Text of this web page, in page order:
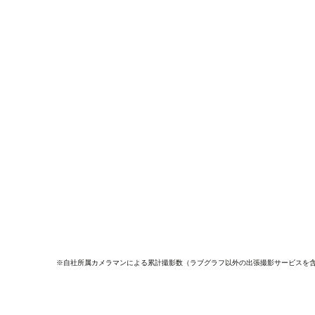
※自社所属カメラマンによる累計撮影数（ラブグラフ以外の出張撮影サービスを